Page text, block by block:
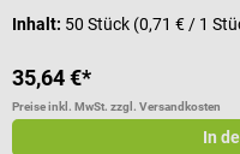
Inhalt: 50 Stück (0,71 € / 1
35,64 €*
Preise inkl. MwSt. zzgl. Versandkosten
In